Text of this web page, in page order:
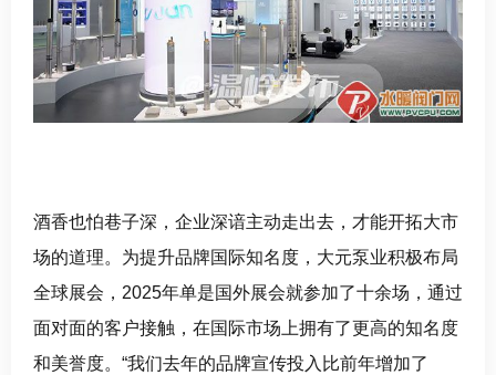
酒香也怕巷子深，企业深谙主动走出去，才能开拓大市
场的道理。为提升品牌国际知名度，大元泵业积极布局
全球展会，2025年单是国外展会就参加了十余场，通过
面对面的客户接触，在国际市场上拥有了更高的知名度
和美誉度。“我们去年的品牌宣传投入比前年增加了